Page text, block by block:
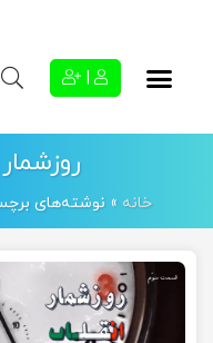
خانه » نوشته‌های